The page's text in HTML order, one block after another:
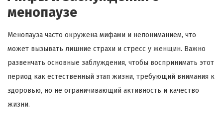
менопаузе
Менопауза часто окружена мифами и непониманием, что
может вызывать лишние страхи и стресс у женщин. Важно
развенчать основные заблуждения, чтобы воспринимать этот
период как естественный этап жизни, требующий внимания к
здоровью, но не ограничивающий активность и качество
жизни.